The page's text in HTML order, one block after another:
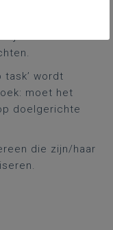
wordt
moet het
doelgerichte
die zijn/haar